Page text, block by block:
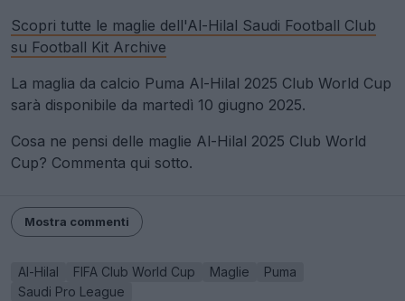
Scopri tutte le maglie dell'Al-Hilal Saudi Football Club
su Football Kit Archive
La maglia da calcio Puma Al-Hilal 2025 Club World Cup
sarà disponibile da martedì 10 giugno 2025.
Cosa ne pensi delle maglie Al-Hilal 2025 Club World
Cup? Commenta qui sotto.
Mostra commenti
Al-Hilal FIFA Club World Cup Maglie
Puma
Saudi Pro League